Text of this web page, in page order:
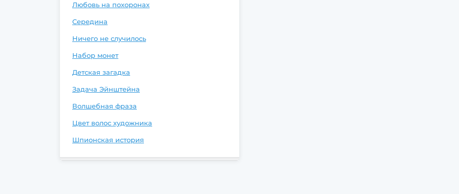
Любовь на похоронах
Середина
Ничего не случилось
Набор монет
Детская загадка
Задача Эйнштейна
Волшебная фраза
Цвет волос художника
Шпионская история